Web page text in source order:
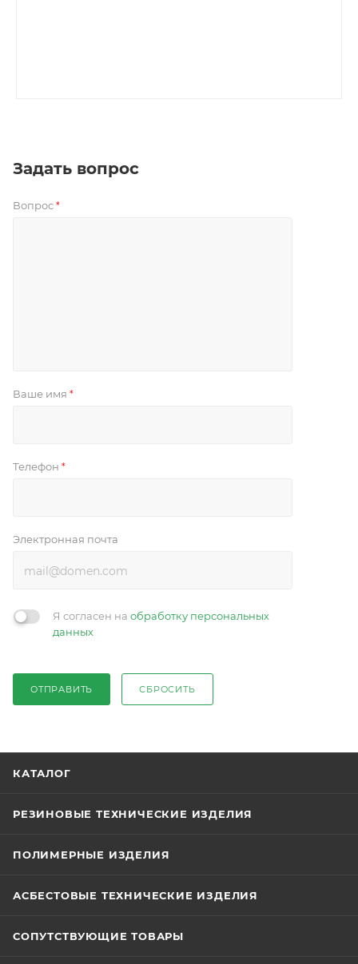
Задать вопрос
Вопрос *
Ваше имя *
Телефон *
Электронная почта
Я согласен на обработку персональных
данных
ОТПРАВИТЬ СБРОСИТЬ
КАТАЛОГ
РЕЗИНОВЫЕ ТЕХНИЧЕСКИЕ ИЗДЕЛИЯ
ПОЛИМЕРНЫЕ ИЗДЕЛИЯ
АСБЕСТОВЫЕ ТЕХНИЧЕСКИЕ ИЗДЕЛИЯ
СОПУТСТВУЮЩИЕ ТОВАРЫ